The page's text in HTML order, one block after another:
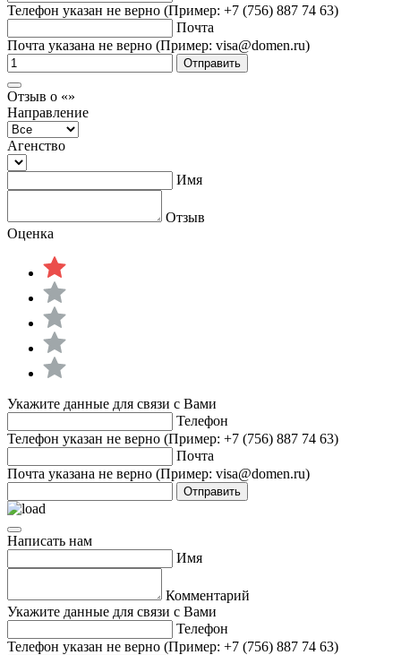
Телефон указан не верно (Пример: +7 (756) 887 74 63)
Почта
Почта указана не верно (Пример: visa@domen.ru)
Отправить
Отзыв о «»
Направление
Агенство
Имя
Отзыв
Оценка
Укажите данные для связи с Вами
Телефон
Телефон указан не верно (Пример: +7 (756) 887 74 63)
Почта
Почта указана не верно (Пример: visa@domen.ru)
Отправить
Написать нам
Имя
Комментарий
Укажите данные для связи с Вами
Телефон
Телефон указан не верно (Пример: +7 (756) 887 74 63)